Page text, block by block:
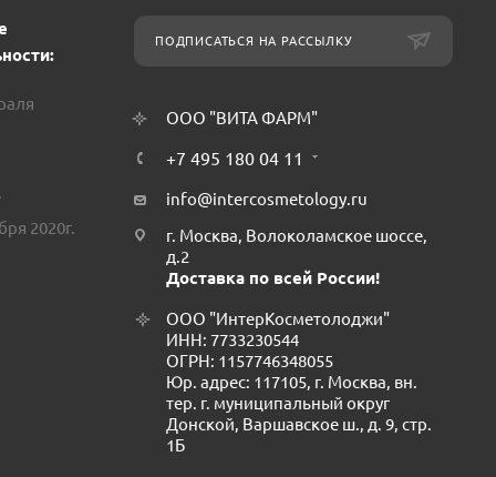
2020г.
ПОДПИСАТЬСЯ НА РАССЫЛКУ
ООО "ВИТА ФАРМ"
+7 495 180 04 11
info@intercosmetology.ru
г. Москва, Волоколамское шоссе,
д.2
Доставка по всей России!
ООО "ИнтерКосметолоджи"
ИНН: 7733230544
ОГРН: 1157746348055
Юр. адрес: 117105, г. Москва, вн.
тер. г. муниципальный округ
Донской, Варшавское ш., д. 9, стр.
1Б